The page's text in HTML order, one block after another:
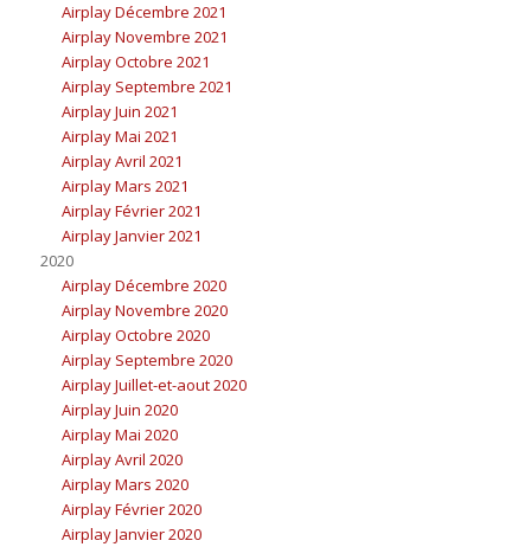
Airplay Décembre 2021
Airplay Novembre 2021
Airplay Octobre 2021
Airplay Septembre 2021
Airplay Juin 2021
Airplay Mai 2021
Airplay Avril 2021
Airplay Mars 2021
Airplay Février 2021
Airplay Janvier 2021
2020
Airplay Décembre 2020
Airplay Novembre 2020
Airplay Octobre 2020
Airplay Septembre 2020
Airplay Juillet-et-aout 2020
Airplay Juin 2020
Airplay Mai 2020
Airplay Avril 2020
Airplay Mars 2020
Airplay Février 2020
Airplay Janvier 2020